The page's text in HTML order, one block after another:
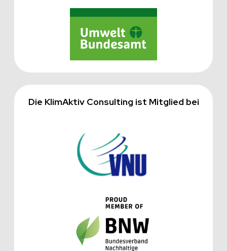
Die KlimAktiv Consulting ist Mitglied bei